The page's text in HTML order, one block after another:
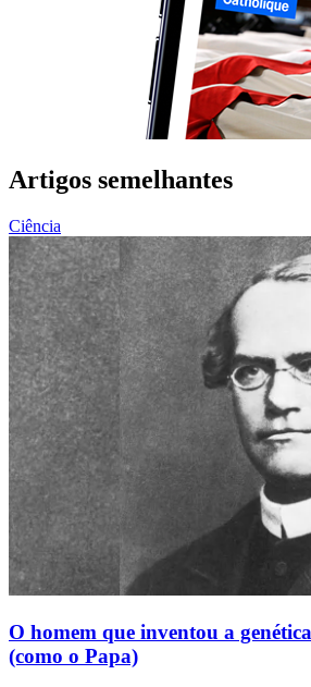
Artigos semelhantes
Ciência
O homem que inventou a
(como o Papa)